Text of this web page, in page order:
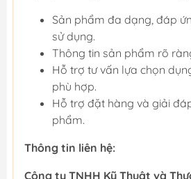
Sản phẩm đa dạng, đáp
sử dụng.
Thông tin sản phẩm rõ
Hỗ trợ tư vấn lựa chọn
phù hợp.
Hỗ trợ đặt hàng và giải
phẩm.
Thông tin liên hệ:
Công ty TNHH Kỹ Thuật và